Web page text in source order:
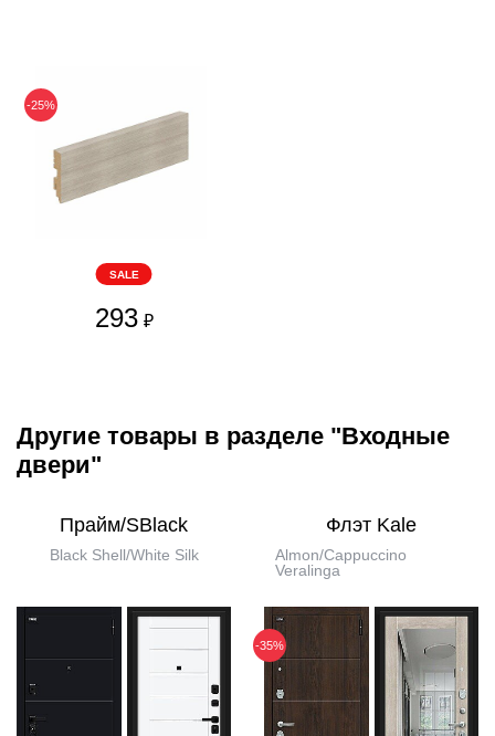
-25%
SALE
293 ₽
Другие товары в разделе "Входные
двери"
Прайм/SBlack
Black Shell/White Silk
Флэт Kale
Almon/Cappuccino
Veralinga
-35%